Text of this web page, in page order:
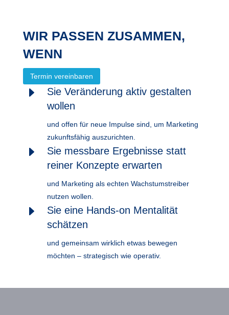
WIR PASSEN ZUSAMMEN,
WENN
Termin vereinbaren
E
Sie Veränderung aktiv gestalten
wollen
und offen für neue Impulse sind, um Marketing
zukunftsfähig auszurichten.
E
Sie messbare Ergebnisse statt
reiner Konzepte erwarten
und Marketing als echten Wachstumstreiber
nutzen wollen.
E
Sie eine Hands-on Mentalität
schätzen
und gemeinsam wirklich etwas bewegen
möchten – strategisch wie operativ.